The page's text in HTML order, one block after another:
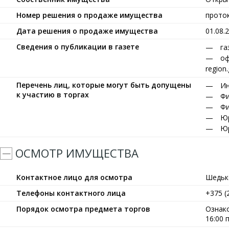
Номер решения о продаже имущества
Дата решения о продаже имущества
Сведения о публикации в газете
Перечень лиц, которые могут быть допущены
к участию в торгах
ОСМОТР ИМУЩЕСТВА
Контактное лицо для осмотра
Телефоны контактного лица
+375
Порядок осмотра предмета торгов
16:00